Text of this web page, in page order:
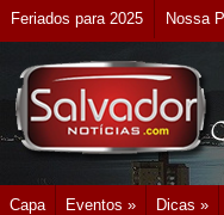
Feriados para 2025 Nossa
Capa Eventos » Dicas »